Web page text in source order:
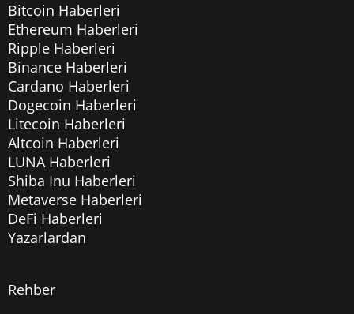
Bitcoin Haberleri
Ethereum Haberleri
Ripple Haberleri
Binance Haberleri
Cardano Haberleri
Dogecoin Haberleri
Litecoin Haberleri
Altcoin Haberleri
LUNA Haberleri
Shiba Inu Haberleri
Metaverse Haberleri
DeFi Haberleri
Yazarlardan
Rehber